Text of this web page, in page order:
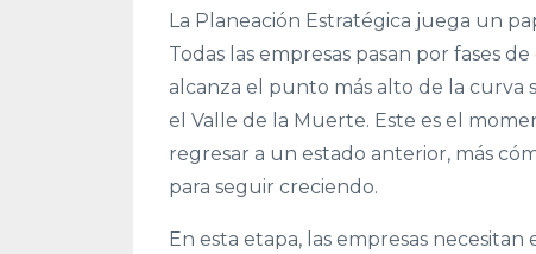
La Planeación Estratégica juega un
Todas las empresas pasan por fases
alcanza el punto más alto de la curva
el Valle de la Muerte. Este es el
regresar a un estado anterior, más
para seguir creciendo.
En esta etapa, las empresas